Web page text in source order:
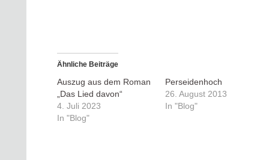
Ähnliche Beiträge
Auszug aus dem Roman
„Das Lied davon“
4. Juli 2023
In "Blog"
Perseidenhoch
26. August 2013
In "Blog"